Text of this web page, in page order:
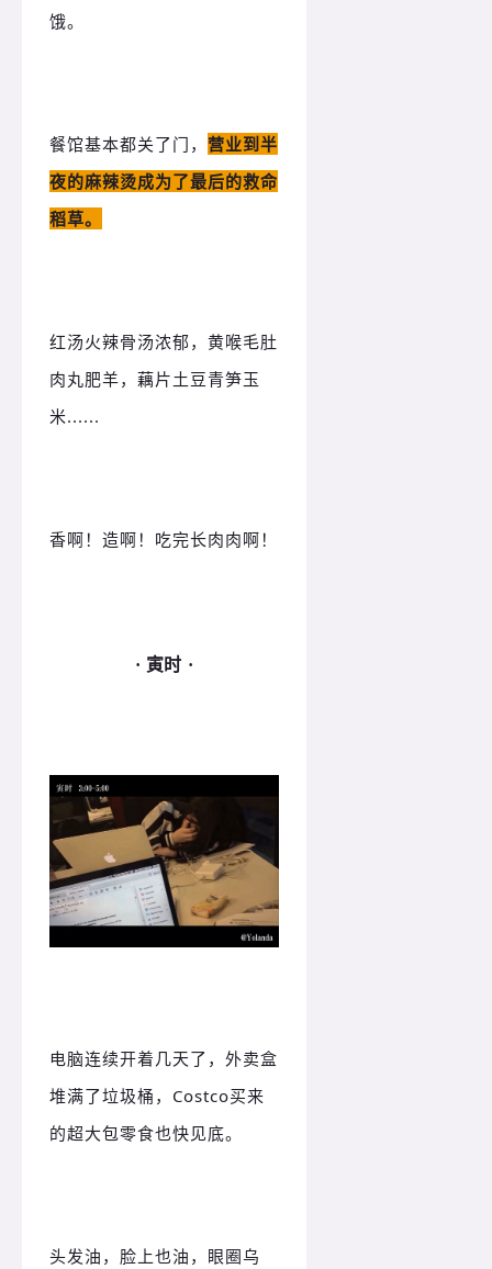
饿。
餐馆基本都关了门， 营业到半
夜的麻辣烫成为了最后的救命
稻草。
红汤火辣骨汤浓郁，黄喉毛肚
肉丸肥羊，藕片土豆青笋玉
米......
香啊！ 造啊！ 吃完长肉肉啊！
· 寅时 ·
电脑连续开着几天了，外卖盒
堆满了垃圾桶，Costco买来
的超大包零食也快见底。
头发油，脸上也油，眼圈乌